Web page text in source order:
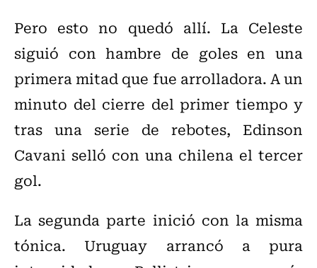
Pero esto no quedó allí. La Celeste
siguió con hambre de goles en una
primera mitad que fue arrolladora. A un
minuto del cierre del primer tiempo y
tras una serie de rebotes, Edinson
Cavani selló con una chilena el tercer
gol.
La segunda parte inició con la misma
tónica. Uruguay arrancó a pura